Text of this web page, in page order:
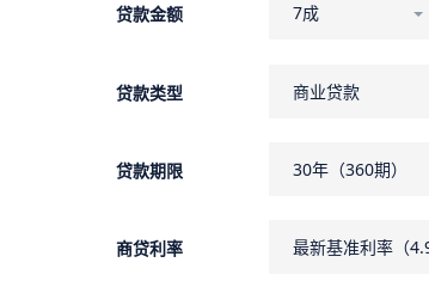
贷款金额 7成
贷款类型 商业贷款
贷款期限 30年（360期）
商贷利率 最新基准利率（